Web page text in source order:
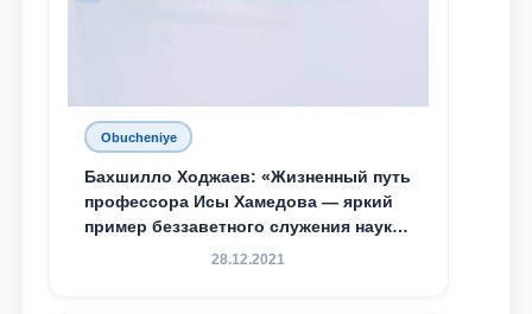
Obucheniye
Бахшилло Ходжаев: «Жизненный путь
профессора Исы Хамедова — яркий
пример беззаветного служения науке,
Родине и воспитанию молодого
28.12.2021